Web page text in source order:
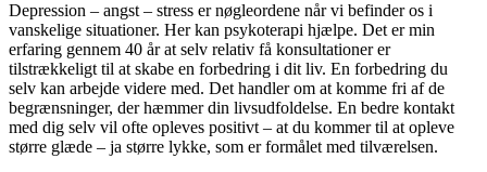
Depression – angst – stress er nøgleordene når vi befinder os i
vanskelige situationer. Her kan psykoterapi hjælpe. Det er min
erfaring gennem 40 år at selv relativ få konsultationer er
tilstrækkeligt til at skabe en forbedring i dit liv. En forbedring du
selv kan arbejde videre med. Det handler om at komme fri af de
begrænsninger, der hæmmer din livsudfoldelse. En bedre kontakt
med dig selv vil ofte opleves positivt – at du kommer til at opleve
større glæde – ja større lykke, som er formålet med tilværelsen.